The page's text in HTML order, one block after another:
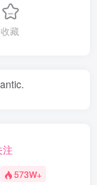
收藏
注
573W+